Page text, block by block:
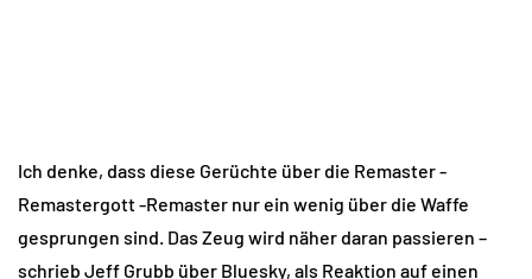
Ich denke, dass diese Gerüchte über die Remaster -
Remastergott -Remaster nur ein wenig über die Waffe
gesprungen sind. Das Zeug wird näher daran passieren –
schrieb Jeff Grubb über Bluesky, als Reaktion auf einen